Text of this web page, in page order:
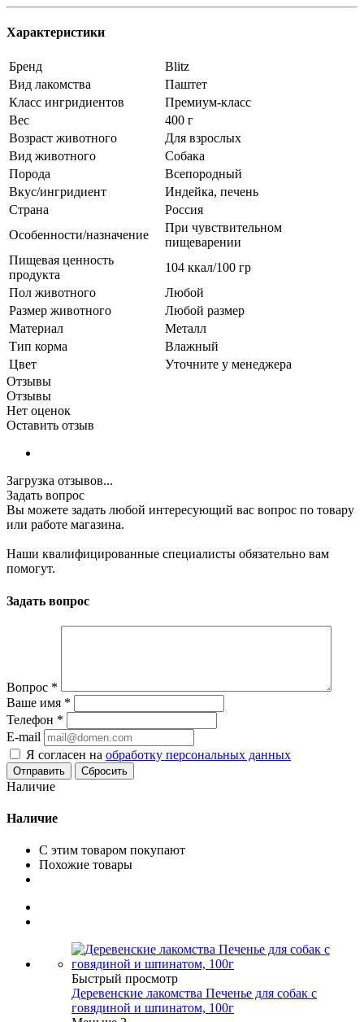
Характеристики
Бренд
Blitz
Вид лакомства
Паштет
Класс ингридиентов
Премиум-класс
Вес
400 г
Возраст животного
Для взрослых
Вид животного
Собака
Порода
Всепородный
Вкус/ингридиент
Индейка, печень
Страна
Россия
Особенности/назначение
При чувствительном
пищеварении
Пищевая ценность
продукта
104 ккал/100 гр
Пол животного
Любой
Размер животного
Любой размер
Материал
Металл
Тип корма
Влажный
Цвет
Уточните у менеджера
Отзывы
Отзывы
Нет оценок
Оставить отзыв
Загрузка отзывов...
Задать вопрос
Вы можете задать любой интересующий вас вопрос по товару
или работе магазина.
Наши квалифицированные специалисты обязательно вам
помогут.
Задать вопрос
Вопрос *
Ваше имя *
Телефон *
E-mail
Я согласен на обработку персональных данных
Сбросить
Наличие
Наличие
С этим товаром покупают
Похожие товары
Быстрый просмотр
Деревенские лакомства Печенье для собак с
говядиной и шпинатом, 100г